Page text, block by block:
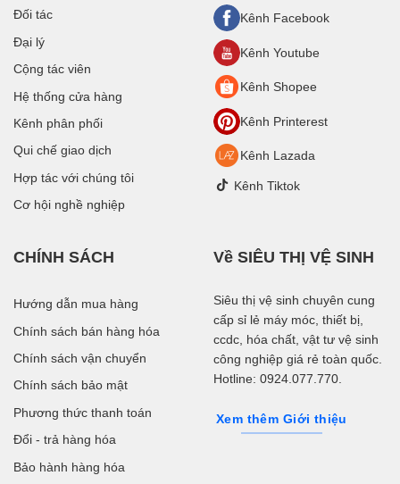
Đối tác
Đại lý
Cộng tác viên
Hệ thống cửa hàng
Kênh phân phối
Qui chế giao dịch
Hợp tác với chúng tôi
Cơ hội nghề nghiệp
Kênh Facebook
Kênh Youtube
Kênh Shopee
Kênh Printerest
Kênh Lazada
Kênh Tiktok
CHÍNH SÁCH
Hướng dẫn mua hàng
Chính sách bán hàng hóa
Chính sách vận chuyển
Chính sách bảo mật
Phương thức thanh toán
Đổi - trả hàng hóa
Bảo hành hàng hóa
Về SIÊU THỊ VỆ SINH
Siêu thị vệ sinh chuyên cung
cấp sỉ lẻ máy móc, thiết bị,
ccdc, hóa chất, vật tư vệ sinh
công nghiệp giá rẻ toàn quốc.
Hotline: 0924.077.770.
Xem thêm Giới thiệu